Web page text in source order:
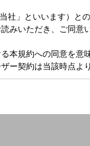
が「乃木坂LOCKS!」
など、時間が足りなくなる